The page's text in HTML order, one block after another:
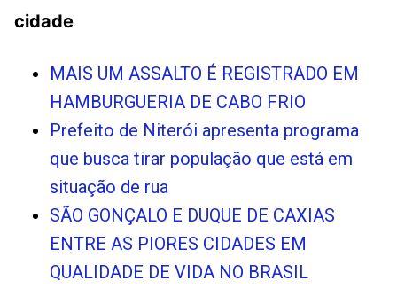
cidade
MAIS UM ASSALTO É REGISTRADO EM
HAMBURGUERIA DE CABO FRIO
Prefeito de Niterói apresenta programa
que busca tirar população que está em
situação de rua
SÃO GONÇALO E DUQUE DE CAXIAS
ENTRE AS PIORES CIDADES EM
QUALIDADE DE VIDA NO BRASIL